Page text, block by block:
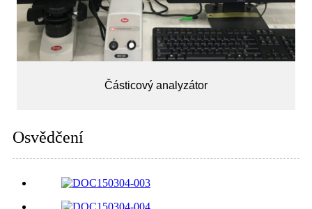
Částicový analyzátor
Osvědčení